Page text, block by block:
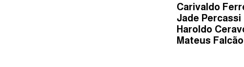
Carivaldo
Jade Percassi
Haroldo
Mateus Falcão